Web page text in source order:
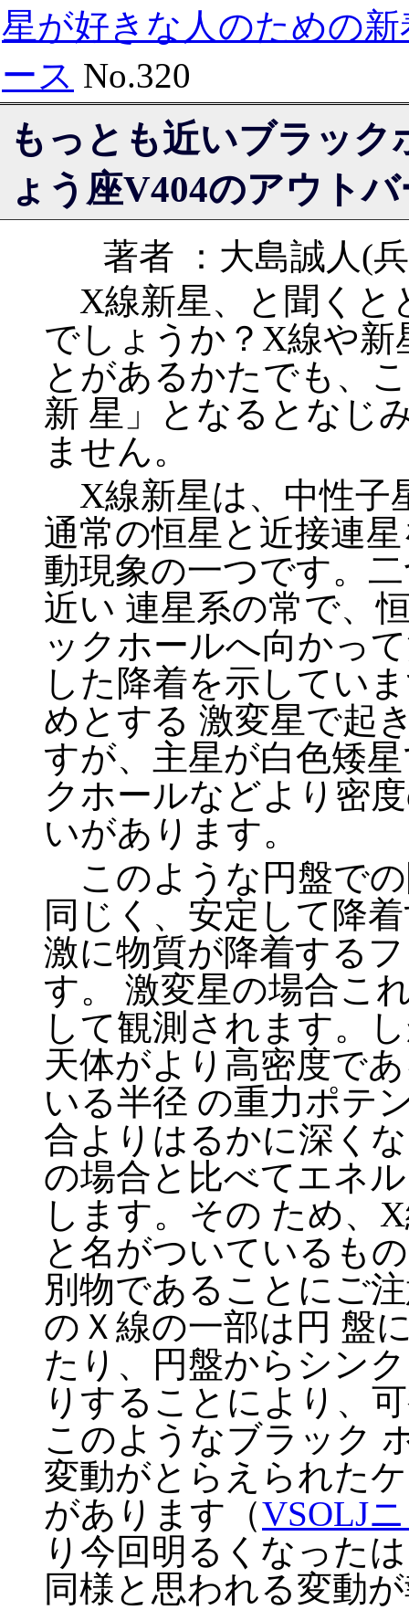
星が好きな人のための新
ース No.320
もっとも近いブラッ
ょう座V404のアウト
著者 ：大島誠人(
X線新星、と聞くと
でしょうか？X線や
とがあるかたでも、
新 星」となるとなじ
ません。
X線新星は、中性子
通常の恒星と近接連
動現象の一つです。
近い 連星系の常で、
ックホールへ向かっ
した降着を示してい
めとする 激変星で起
すが、主星が白色矮
クホールなどより密
いがあります。
このような円盤で
同じく、安定して降
激に物質が降着する
す。 激変星の場合こ
して観測されます。
天体がより高密度で
いる半径 の重力ポテ
合よりはるかに深く
の場合と比べてエネ
します。その ため、
と名がついているも
別物であることにご
のＸ線の一部は円 盤
たり、円盤からシン
りすることにより、
このようなブラック
変動がとらえられた
があります（VSOLJ
り今回明るくなった
同様と思われる変動